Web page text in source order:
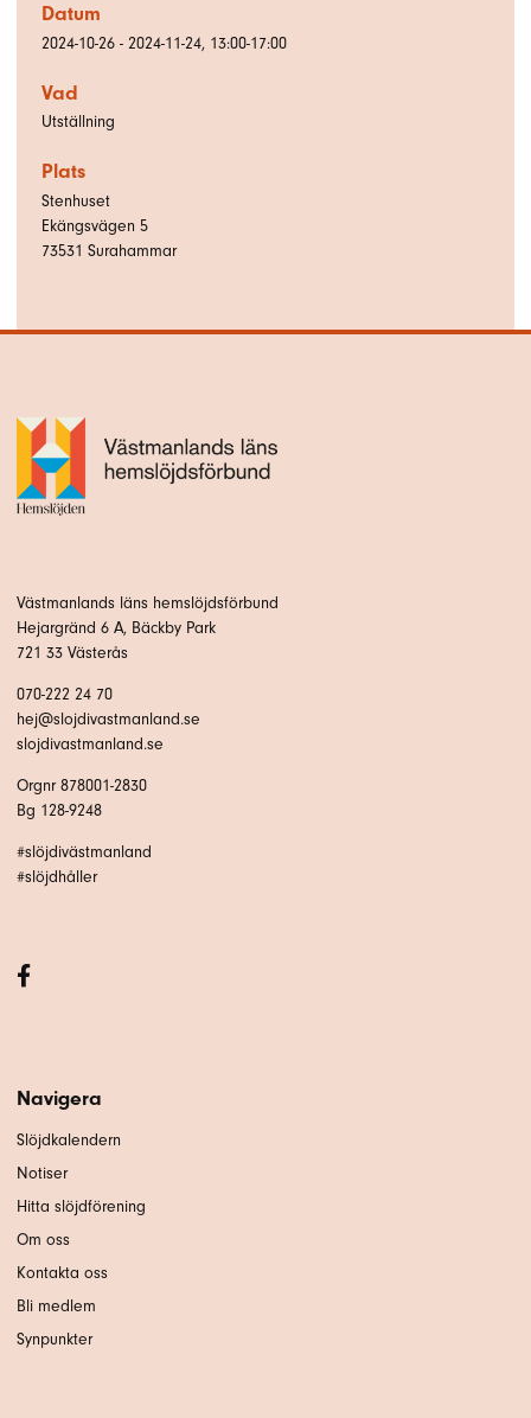
Datum
2024-10-26 - 2024-11-24, 13:00-17:00
Vad
Utställning
Plats
Stenhuset
Ekängsvägen 5
73531 Surahammar
Västmanlands läns hemslöjdsförbund
Hejargränd 6 A, Bäckby Park
721 33 Västerås
070-222 24 70
hej@slojdivastmanland.se
slojdivastmanland.se
Orgnr 878001-2830
Bg 128-9248
#slöjdivästmanland
#slöjdhåller
Navigera
Slöjdkalendern
Notiser
Hitta slöjdförening
Om oss
Kontakta oss
Bli medlem
Synpunkter